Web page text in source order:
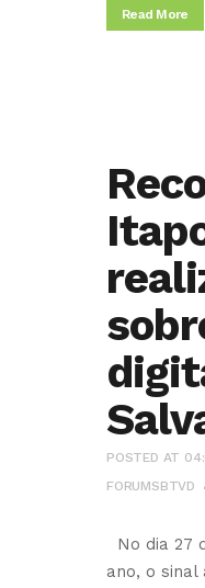
Read More
POSTED AT
FORUMSBTVD
No dia 27
ano, o sinal